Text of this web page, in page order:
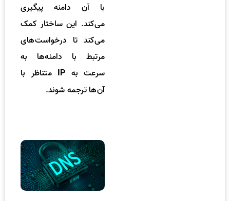
با آن دامنه پیگیری
می‌کند. این ساختار کمک
می‌کند تا درخواست‌های
مرتبط با دامنه‌ها به
سرعت به IP متناظر با
آن‌ها ترجمه شوند.